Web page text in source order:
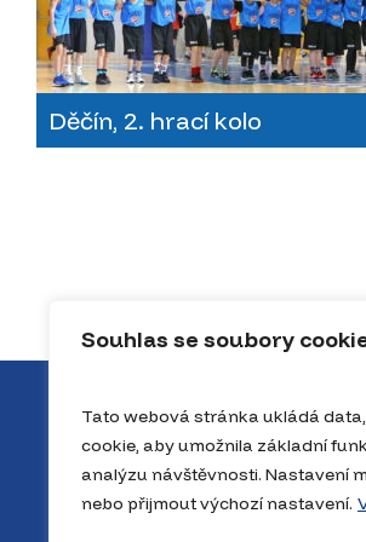
Souhlas se soubory
Tato webová stránka ukládá
cookie, aby umožnila základní
analýzu návštěvnosti. Nastavení
nebo přijmout výchozí nastavení.
Děčín, 2. hrací kolo